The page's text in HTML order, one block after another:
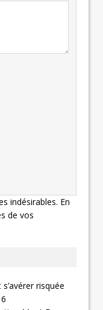
indésirables. En
de vos
risquée